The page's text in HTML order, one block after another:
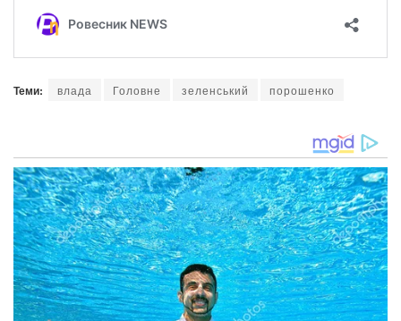
Теми: влада Головне зеленський порошенко